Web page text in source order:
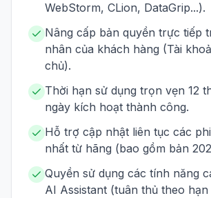
WebStorm, CLion, DataGrip...).
Nâng cấp bản quyền trực tiếp
nhân của khách hàng (Tài
chủ).
Thời hạn sử dụng trọn vẹn 12
ngày kích hoạt thành công.
Hỗ trợ cập nhật liên tục các
nhất từ hãng (bao gồm bản
Quyền sử dụng các tính năng
AI Assistant (tuân thủ theo hạn